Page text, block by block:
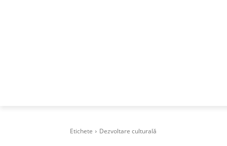
Etichete Dezvoltare culturală